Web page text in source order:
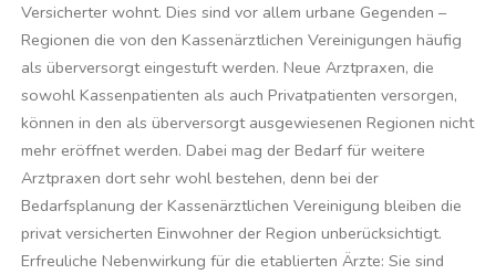
Versicherter wohnt. Dies sind vor allem urbane Gegenden –
Regionen die von den Kassenärztlichen Vereinigungen häufig
als überversorgt eingestuft werden. Neue Arztpraxen, die
sowohl Kassenpatienten als auch Privatpatienten versorgen,
können in den als überversorgt ausgewiesenen Regionen nicht
mehr eröffnet werden. Dabei mag der Bedarf für weitere
Arztpraxen dort sehr wohl bestehen, denn bei der
Bedarfsplanung der Kassenärztlichen Vereinigung bleiben die
privat versicherten Einwohner der Region unberücksichtigt.
Erfreuliche Nebenwirkung für die etablierten Ärzte: Sie sind